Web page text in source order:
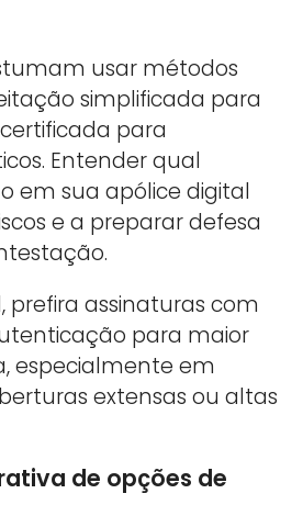
usar métodos
simplificada para
para
Entender qual
em sua apólice digital
e a preparar defesa
prefira assinaturas com
para maior
especialmente em
extensas ou altas
de opções de